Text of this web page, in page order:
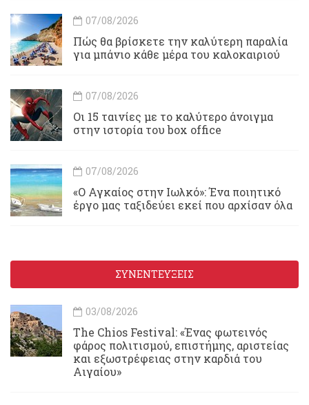
07/08/2026
Πώς θα βρίσκετε την καλύτερη παραλία
για μπάνιο κάθε μέρα του καλοκαιριού
07/08/2026
Οι 15 ταινίες με το καλύτερο άνοιγμα
στην ιστορία του box office
07/08/2026
«Ο Αγκαίος στην Ιωλκό»: Ένα ποιητικό
έργο μας ταξιδεύει εκεί που αρχίσαν όλα
ΣΥΝΕΝΤΕΥΞΕΙΣ
03/08/2026
Τhe Chios Festival: «Ένας φωτεινός
φάρος πολιτισμού, επιστήμης, αριστείας
και εξωστρέφειας στην καρδιά του
Αιγαίου»